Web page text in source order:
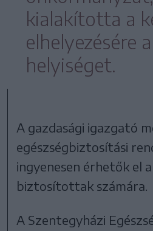
kialakította a
elhelyezésére
helyiséget.
A gazdasági igazgató
egészségbiztosítási
ingyenesen érhetők el
biztosítottak számára.
A Szentegyházi